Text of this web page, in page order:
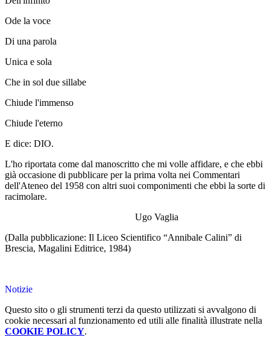
Ode la voce
Di una parola
Unica e sola
Che in sol due sillabe
Chiude l'immenso
Chiude l'eterno
E dice: DIO.
L'ho riportata come dal manoscritto che mi volle affidare, e che ebbi
già occasione di pubblicare per la prima volta nei Commentari
dell'Ateneo del 1958 con altri suoi componimenti che ebbi la sorte di
racimolare.
Ugo Vaglia
(Dalla pubblicazione: Il Liceo Scientifico “Annibale Calini” di
Brescia, Magalini Editrice, 1984)
Notizie
Questo sito o gli strumenti terzi da questo utilizzati si avvalgono di
cookie necessari al funzionamento ed utili alle finalità illustrate nella
COOKIE POLICY.